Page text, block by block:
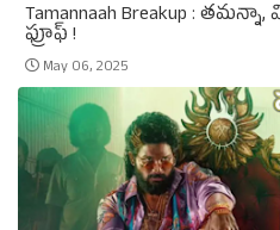
Tamannaah Breakup :
ఫ్రూఫ్‌ !
May 06, 2025